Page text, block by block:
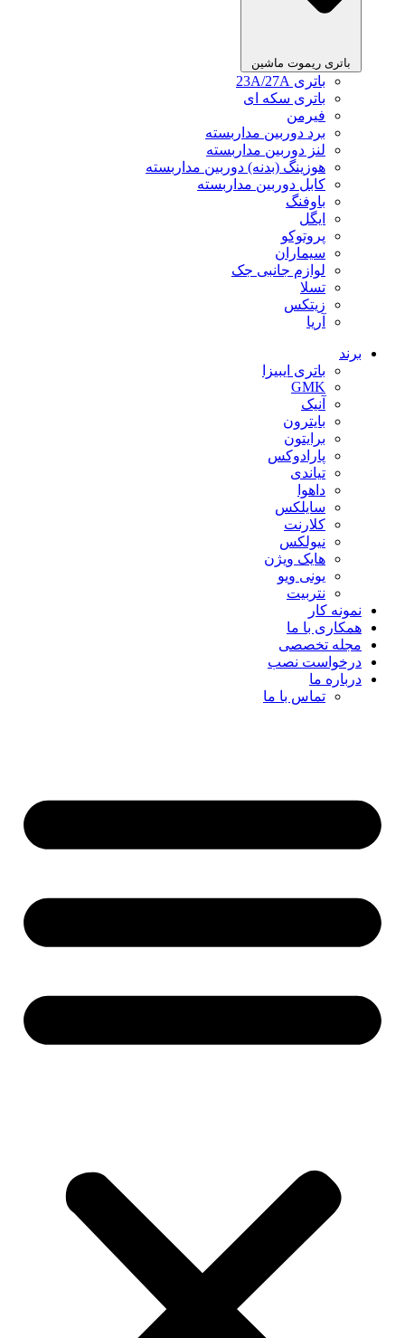
باتری ریموت ماشین
باتری 23A/27A
باتری سکه ای
فیرمن
برد دوربین مداربسته
لنز دوربین مداربسته
هوزینگ (بدنه) دوربین مداربسته
کابل دوربین مداربسته
باوفنگ
ایگل
پروتوکو
سیماران
لوازم جانبی جک
تسلا
زیتکس
آریا
برند
باتری ایبیزا
GMK
آنیک
بایترون
برایتون
پارادوکس
تیاندی
داهوا
سایلکس
کلارنت
نیولکس
هایک ویژن
یونی ویو
نتربیت
نمونه کار
همکاری با ما
مجله تخصصی
درخواست نصب
درباره ما
تماس با ما